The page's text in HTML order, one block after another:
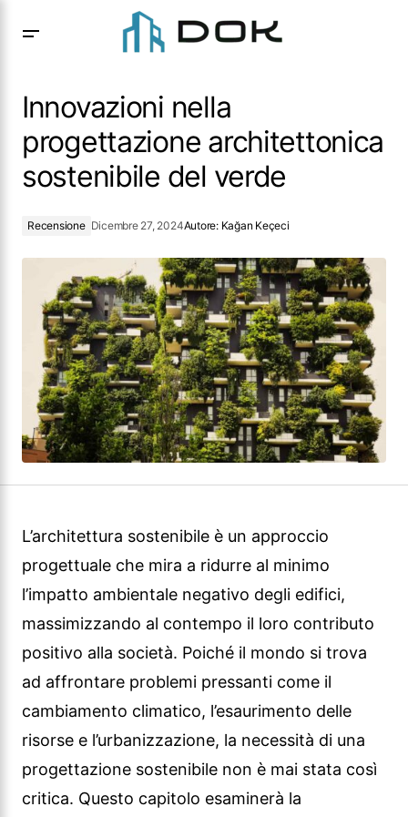
Innovazioni nella
progettazione architettonica
sostenibile del verde
Recensione Dicembre 27, 2024Autore: Kağan Keçeci
L’architettura sostenibile è un approccio
progettuale che mira a ridurre al minimo
l’impatto ambientale negativo degli edifici,
massimizzando al contempo il loro contributo
positivo alla società. Poiché il mondo si trova
ad affrontare problemi pressanti come il
cambiamento climatico, l’esaurimento delle
risorse e l’urbanizzazione, la necessità di una
progettazione sostenibile non è mai stata così
critica. Questo capitolo esaminerà la